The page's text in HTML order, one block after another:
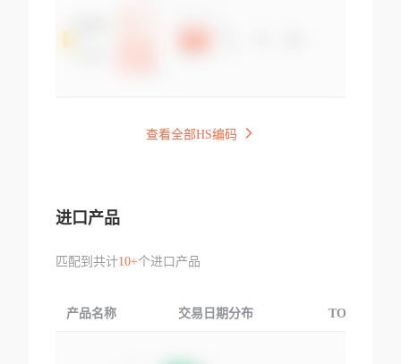
查看全部HS编码
进口产品
匹配到共计10+个进口产品
产品名称 交易日期分布 TOP3交易国